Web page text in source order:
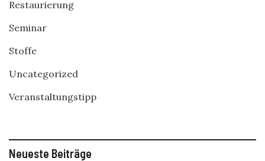
Restaurierung
Seminar
Stoffe
Uncategorized
Veranstaltungstipp
Neueste Beiträge